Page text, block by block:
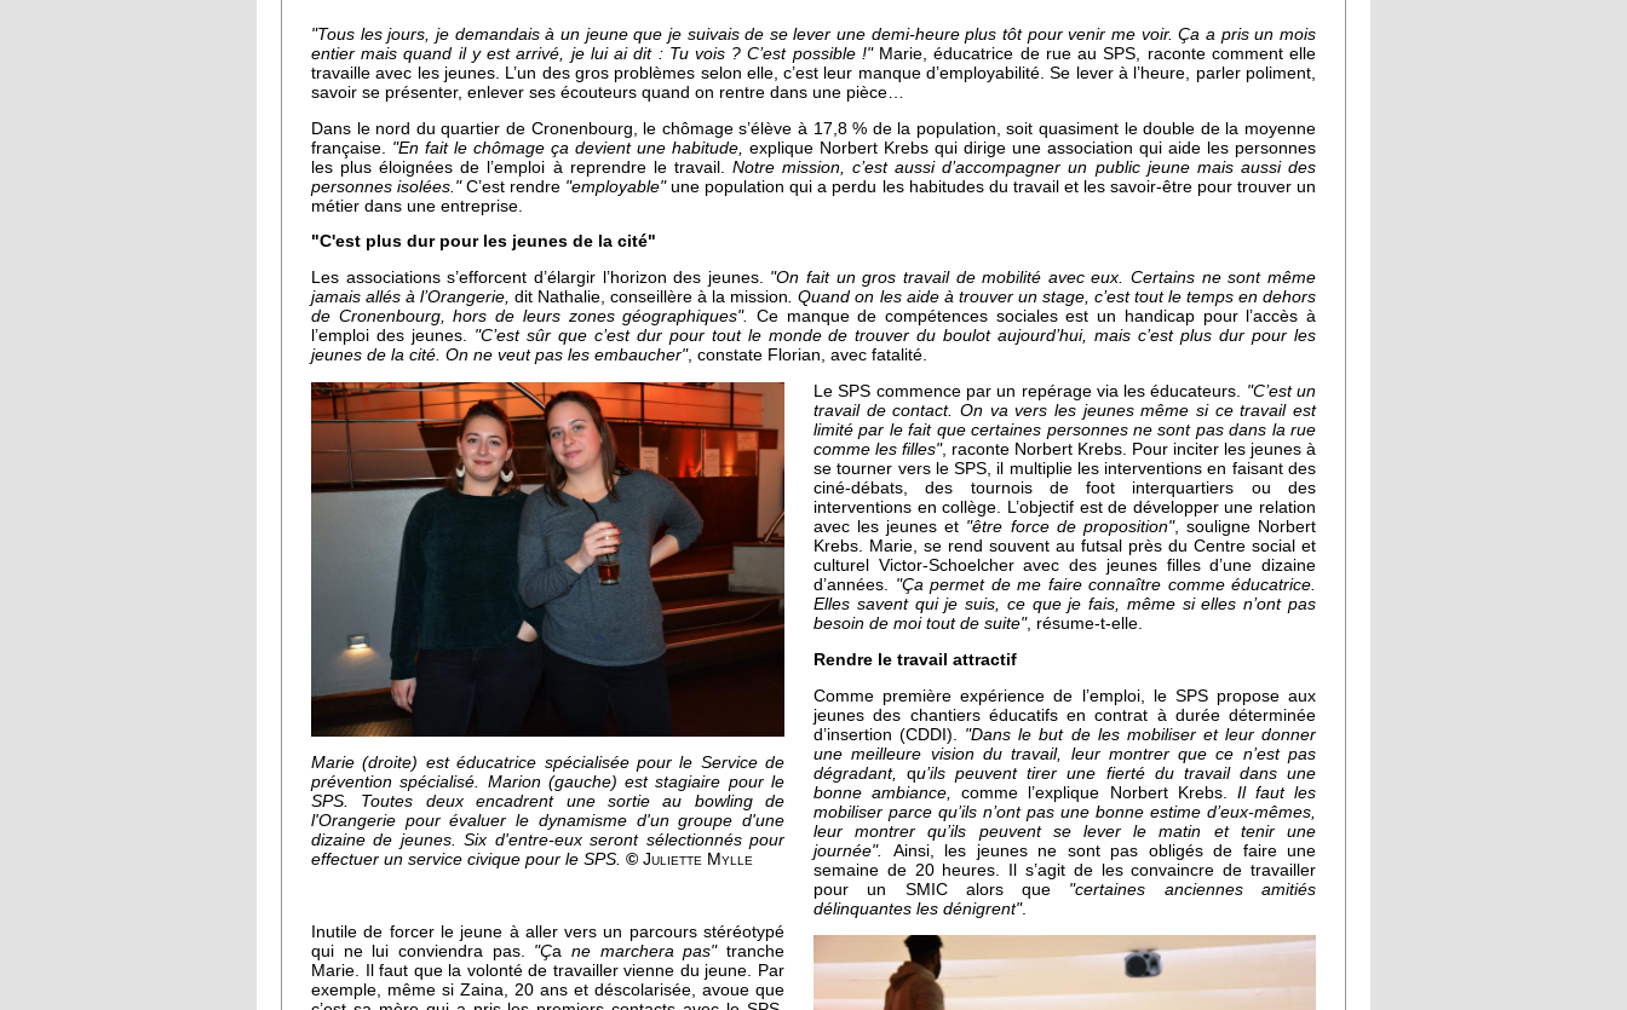
"Tous les jours, je demandais à un jeune que je suivais de se lever une demi-heure plus tôt pour venir me voir. Ça a pris un mois
entier mais quand il y est arrivé, je lui ai dit : Tu vois ? C’est possible !"Marie, éducatrice de rue au SPS, raconte comment elle
travaille avec les jeunes. L’un des gros problèmes selon elle, c’est leur manque d’employabilité. Se lever à l’heure, parler poliment,
savoir se présenter, enlever ses écouteurs quand on rentre dans une pièce…
Dans le nord du quartier de Cronenbourg, le chômage s’élève à 17,8 % de la population, soit quasiment le double de la moyenne
française. "En fait le chômage ça devient une habitude, explique Norbert Krebs qui dirige une association qui aide les personnes
les plus éloignées de l’emploi à reprendre le travail.
Notre mission, c’est aussi d’accompagner un public jeune mais aussi des
personnes isolées."C’est rendre "employable"une population qui a perdu les habitudes du travail et les savoir-être pour trouver un
métier dans une entreprise.
"C'est plus dur pour les jeunes de la cité"
Les associations s’efforcent d’élargir l’horizon des jeunes. "On fait un gros travail de mobilité avec eux. Certains ne sont même
jamais allés à l’Orangerie,dit Nathalie, conseillère à la mission. Quand on les aide à trouver un stage, c’est tout le temps en dehors
de Cronenbourg, hors de leurs zones géographiques". Ce manque de compétences sociales est un handicap pour l’accès à
l’emploi des jeunes. "C’est sûr que c’est dur pour tout le monde de trouver du boulot aujourd’hui, mais c’est plus dur pour les
jeunes de la cité. On ne veut pas les embaucher", constate Florian, avec fatalité.
Marie (droite) est éducatrice spécialisée pour le Service de
prévention spécialisé. Marion (gauche) est stagiaire pour le
SPS. Toutes deux encadrent une sortie au bowling de
l'Orangerie pour évaluer le dynamisme d'un groupe d'une
dizaine de jeunes. Six d'entre-eux seront sélectionnés pour
effectuer un service civique pour le SPS. © Juliette Mylle
Inutile de forcer le jeune à aller vers un parcours stéréotypé
qui ne lui conviendra pas. "Ça ne marchera pas"tranche
Marie. Il faut que la volonté de travailler vienne du jeune. Par
exemple, même si Zaina, 20 ans et déscolarisée, avoue que
Le SPS commence par un repérage via les éducateurs. "C’est un
travail de contact. On va vers les jeunes même si ce travail est
limité par le fait que certaines personnes ne sont pas dans la rue
comme les filles", raconte Norbert Krebs. Pour inciter les jeunes à
se tourner vers le SPS, il multiplie les interventions en faisant des
ciné-débats, des tournois de foot interquartiers ou des
interventions en collège. L’objectif est de développer une relation
avec les jeunes et "être force de proposition", souligne Norbert
Krebs. Marie, se rend souvent au futsal près du Centre social et
culturel Victor-Schoelcher avec des jeunes filles d’une dizaine
d’années. "Ça permet de me faire connaître comme éducatrice.
Elles savent qui je suis, ce que je fais, même si elles n’ont pas
besoin de moi tout de suite", résume-t-elle.
Rendre le travail attractif
Comme première expérience de l’emploi, le SPS propose aux
jeunes des chantiers éducatifs en contrat à durée déterminée
d’insertion (CDDI). "Dans le but de les mobiliser et leur donner
une meilleure vision du travail, leur montrer que ce n’est pas
dégradant,
qu’ils peuvent tirer une fierté du travail dans une
bonne ambiance,
comme l’explique Norbert Krebs.
Il faut les
mobiliser parce qu’ils n’ont pas une bonne estime d’eux-mêmes,
leur montrer qu’ils peuvent se lever le matin et tenir une
journée".
Ainsi, les jeunes ne sont pas obligés de faire une
semaine de 20 heures. Il s’agit de les convaincre de travailler
pour un SMIC alors que "certaines anciennes amitiés
délinquantes les dénigrent".